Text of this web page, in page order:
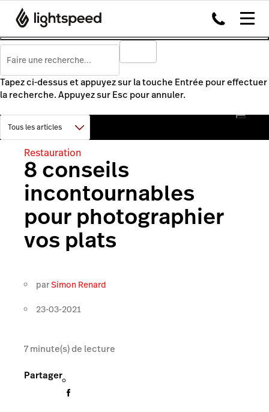
Tapez ci-dessus et appuyez sur la touche Entrée pour effectuer
la recherche. Appuyez sur Esc pour annuler.
Restauration
8 conseils
incontournables
pour photographier
vos plats
parSimon Renard
23-03-2021
7minute(s) de lecture
Partager